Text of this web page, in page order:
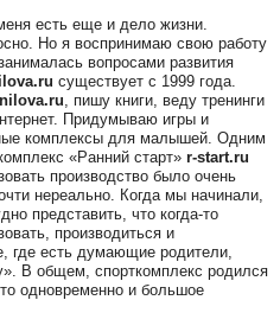
есть еще и дело жизни.
Но я воспринимаю свою работу
вопросами развития
существует с 1999 года.
, пишу книги, веду тренинги
Придумываю игры и
комплексы для малышей. Одним
«Ранний старт» r-start.ru
производство было очень
нереально. Когда мы начинали,
представить, что когда-то
производиться и
где есть думающие родители,
В общем, спорткомплекс родился
одновременно и большое